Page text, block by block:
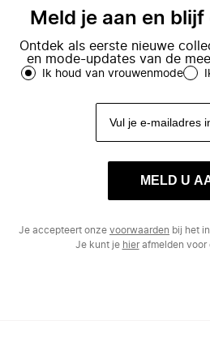
Meld je aan en
Ontdek als eerste nieuwe
en mode-updates van de
Ik houd van vrouwenmode
MELD U
Je accepteert onze voorwaarden bij het
Je kunt je hierafmelden voor